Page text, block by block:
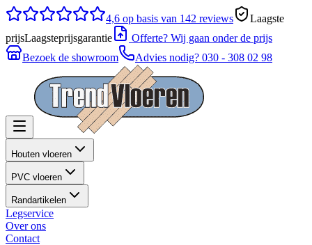
4,6 op basis van 142 reviews
Laagste
prijsLaagsteprijsgarantie
Offerte? Wij gaan onder de prijs
Bezoek de showroom
Advies nodig? 030 - 308 02 98
Houten vloeren
PVC vloeren
Randartikelen
Legservice
Over ons
Contact